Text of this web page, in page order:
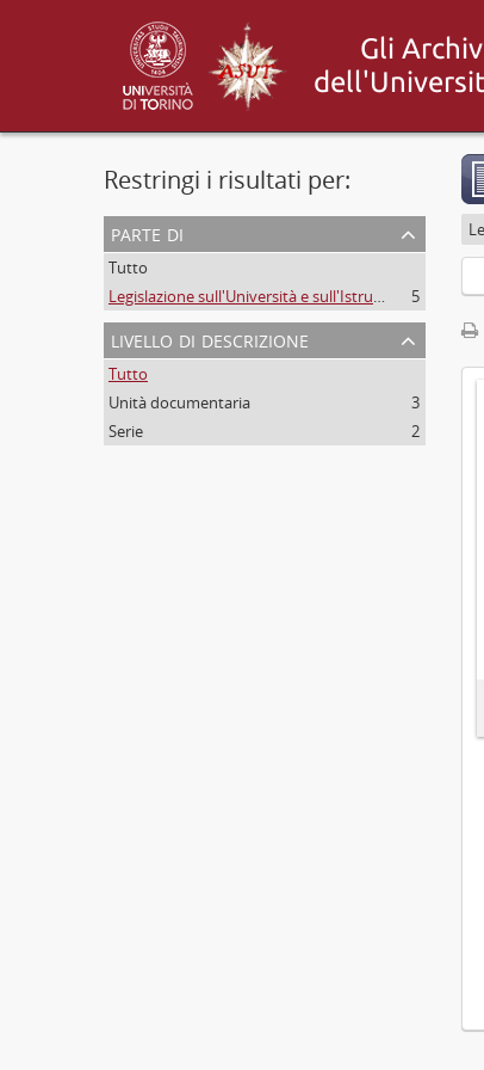
Restringi i risultati per:
parte di
Tutto
Legislazione sull'Università e sull'Istruzione pubblica
5
livello di descrizione
Tutto
Unità documentaria
3
Serie
2